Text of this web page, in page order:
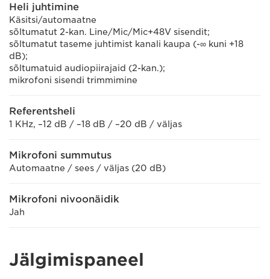
Heli juhtimine
Käsitsi/automaatne
sõltumatut 2-kan. Line/Mic/Mic+48V sisendit;
sõltumatut taseme juhtimist kanali kaupa (-∞ kuni +18
dB);
sõltumatuid audiopiirajaid (2-kan.);
mikrofoni sisendi trimmimine
Referentsheli
1 KHz, –12 dB / –18 dB / –20 dB / väljas
Mikrofoni summutus
Automaatne / sees / väljas (20 dB)
Mikrofoni nivoonäidik
Jah
Jälgimispaneel